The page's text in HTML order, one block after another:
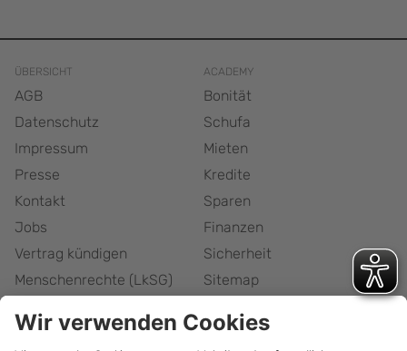
ÜBERSICHT
AGB
Datenschutz
Impressum
Presse
Kontakt
Jobs
Vertrag kündigen
Menschenrechte (LkSG)
Barrierefreiheitserklärung
ACADEMY
Bonität
Schufa
Mieten
Kredite
Sparen
Finanzen
Sicherheit
Sitemap